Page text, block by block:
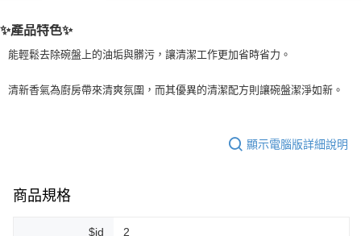
每筆NT$80，滿NT$999(含以上)免運費
每筆NT$80，滿NT$999(含以上)免運費
7-11純取貨 (先付款
✨產品特色✨
能輕鬆去除碗盤上的油垢與髒污，讓清潔工作更加省時省力。
清新香氣為廚房帶來清爽氛圍，而其優異的清潔配方則讓碗盤潔淨如新。
顯示電腦版詳細說明
商品規格
$id 2